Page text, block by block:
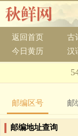
返回首页 古
今日黄历
汉
邮编区号 邮
邮编地址查询